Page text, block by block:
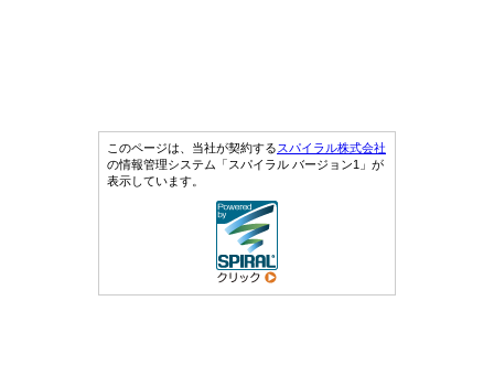
このページは、当社が契約するスパイラル株式会社
の情報管理システム「スパイラル バージョン1」が
表示しています。